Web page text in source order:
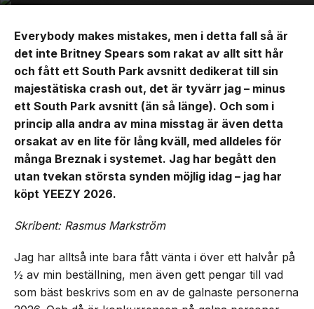
Everybody makes mistakes, men i detta fall så är
det inte Britney Spears som rakat av allt sitt hår
och fått ett South Park avsnitt dedikerat till sin
majestätiska crash out, det är tyvärr jag – minus
ett South Park avsnitt (än så länge). Och som i
princip alla andra av mina misstag är även detta
orsakat av en lite för lång kväll, med alldeles för
många Breznak i systemet. Jag har begått den
utan tvekan största synden möjlig idag – jag har
köpt YEEZY 2026.
Skribent: Rasmus Markström
Jag har alltså inte bara fått vänta i över ett halvår på
½ av min beställning, men även gett pengar till vad
som bäst beskrivs som en av de galnaste personerna